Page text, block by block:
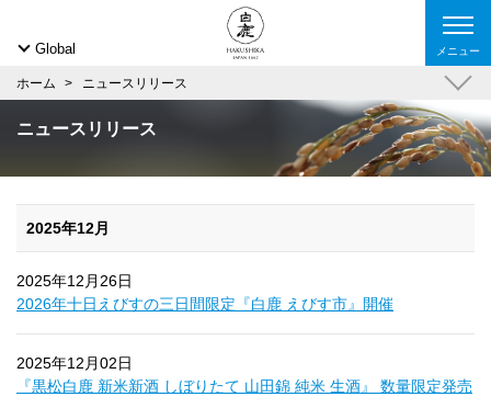
メニュー
Global
ホーム ニュースリリース
ニュースリリース
2025年12月
2025年12月26日
2026年十日えびすの三日間限定『白鹿 えびす市』開催
2025年12月02日
『黒松白鹿 新米新酒 しぼりたて 山田錦 純米 生酒』 数量限定発売